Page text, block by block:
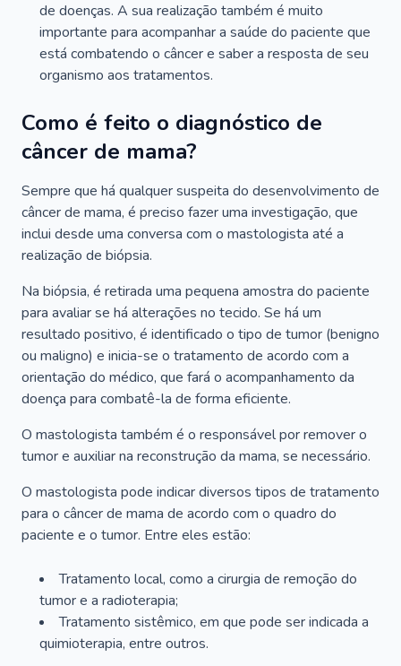
de doenças. A sua realização também é muito
importante para acompanhar a saúde do paciente que
está combatendo o câncer e saber a resposta de seu
organismo aos tratamentos.
Como é feito o diagnóstico de
câncer de mama?
Sempre que há qualquer suspeita do desenvolvimento de
câncer de mama, é preciso fazer uma investigação, que
inclui desde uma conversa com o mastologista até a
realização de biópsia.
Na biópsia, é retirada uma pequena amostra do paciente
para avaliar se há alterações no tecido. Se há um
resultado positivo, é identificado o tipo de tumor (benigno
ou maligno) e inicia-se o tratamento de acordo com a
orientação do médico, que fará o acompanhamento da
doença para combatê-la de forma eficiente.
O mastologista também é o responsável por remover o
tumor e auxiliar na reconstrução da mama, se necessário.
O mastologista pode indicar diversos tipos de tratamento
para o câncer de mama de acordo com o quadro do
paciente e o tumor. Entre eles estão:
Tratamento local, como a cirurgia de remoção do
tumor e a radioterapia;
Tratamento sistêmico, em que pode ser indicada a
quimioterapia, entre outros.